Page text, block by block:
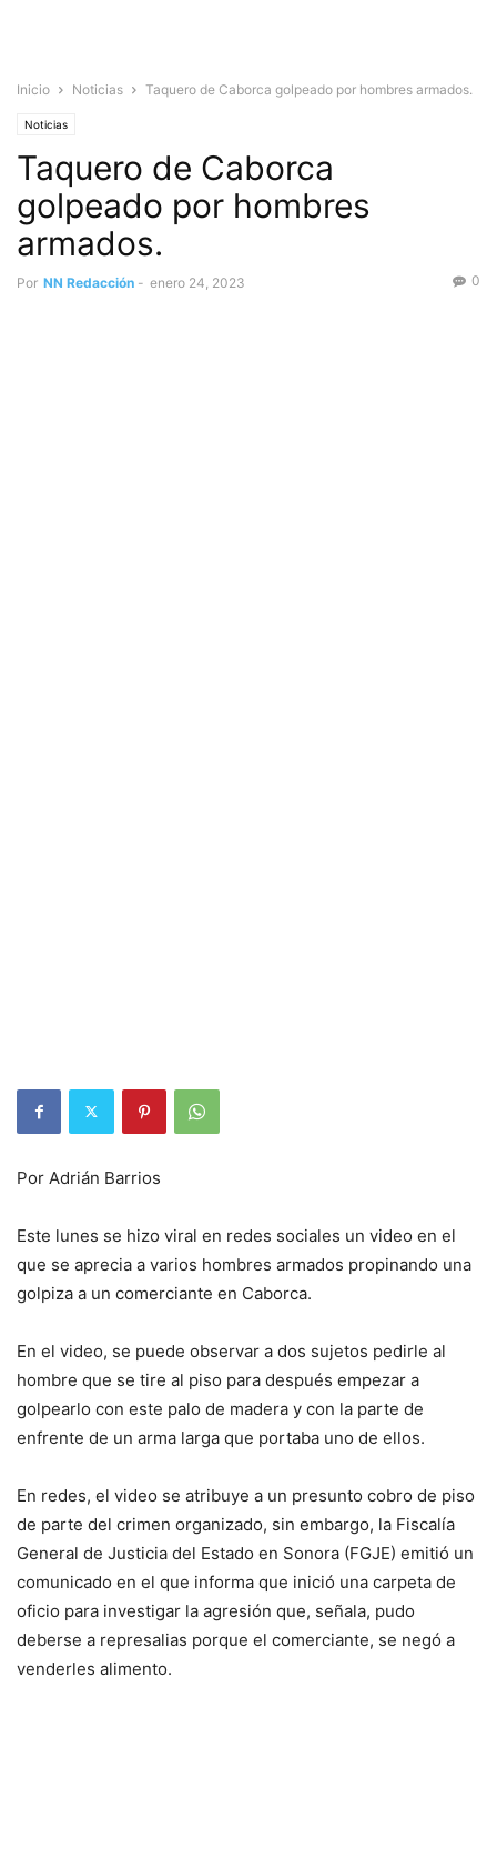
Inicio Noticias Taquero de Caborca golpeado por hombres armados.
Noticias
Taquero de Caborca
golpeado por hombres
armados.
Por NN Redacción - enero 24, 2023 0
Por Adrián Barrios
Este lunes se hizo viral en redes sociales un video en el
que se aprecia a varios hombres armados propinando una
golpiza a un comerciante en Caborca.
En el video, se puede observar a dos sujetos pedirle al
hombre que se tire al piso para después empezar a
golpearlo con este palo de madera y con la parte de
enfrente de un arma larga que portaba uno de ellos.
En redes, el video se atribuye a un presunto cobro de piso
de parte del crimen organizado, sin embargo, la Fiscalía
General de Justicia del Estado en Sonora (FGJE) emitió un
comunicado en el que informa que inició una carpeta de
oficio para investigar la agresión que, señala, pudo
deberse a represalias porque el comerciante, se negó a
venderles alimento.